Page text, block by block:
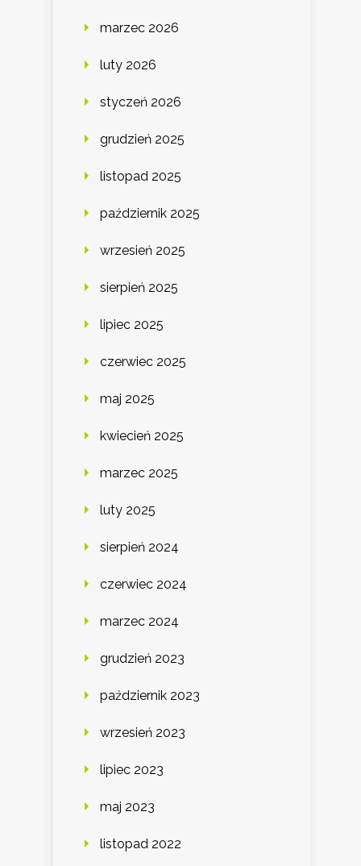
marzec 2026
luty 2026
styczeń 2026
grudzień 2025
listopad 2025
październik 2025
wrzesień 2025
sierpień 2025
lipiec 2025
czerwiec 2025
maj 2025
kwiecień 2025
marzec 2025
luty 2025
sierpień 2024
czerwiec 2024
marzec 2024
grudzień 2023
październik 2023
wrzesień 2023
lipiec 2023
maj 2023
listopad 2022